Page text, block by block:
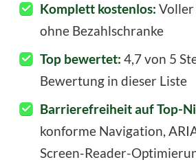
Komplett kostenlos:
ohne Bezahlschranke
Top bewertet: 4,7 von 5
Bewertung in dieser Liste
Barrierefreiheit auf Top-
konforme Navigation,
Screen-Reader-